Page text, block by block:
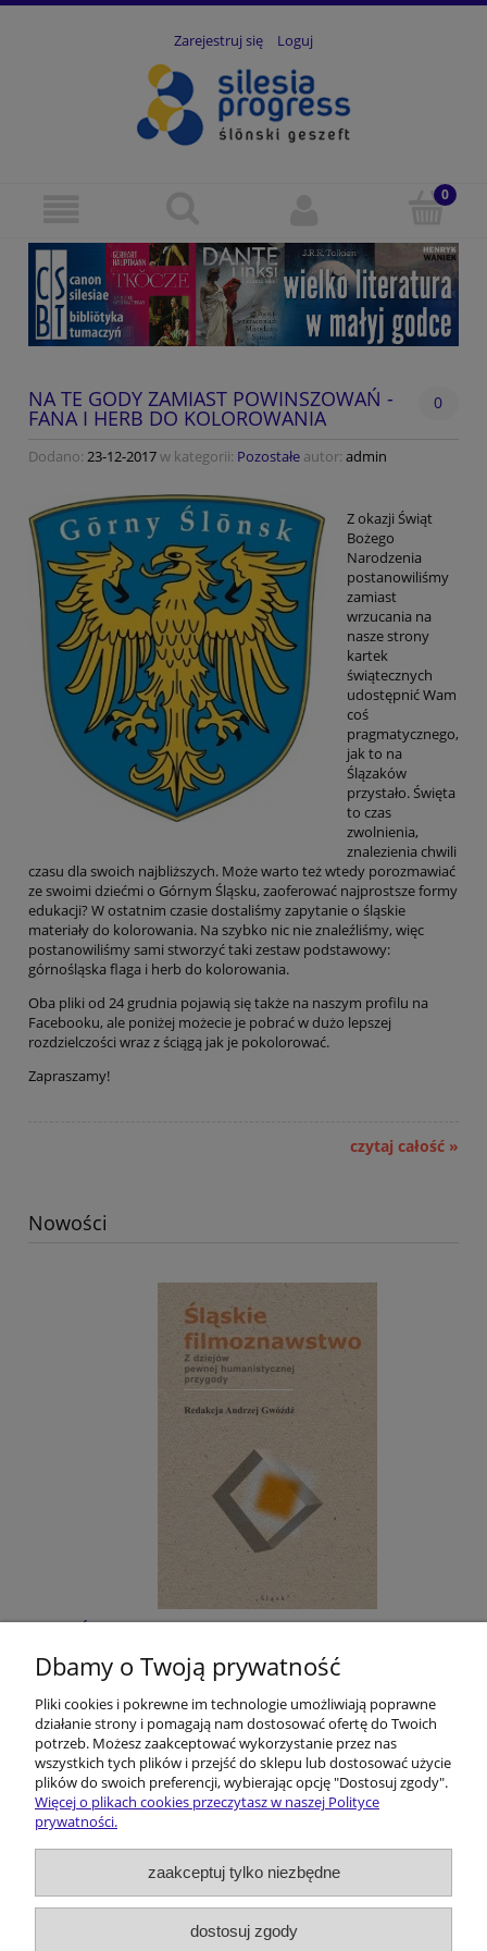
Zarejestruj się Loguj
NA TE GODY ZAMIAST POWINSZOWAŃ -
FANA I HERB DO KOLOROWANIA
0
Dodano: 23-12-2017w kategorii: Pozostałe autor: admin
Z okazji Świąt
Bożego
Narodzenia
postanowiliśmy
zamiast
wrzucania na
nasze strony
kartek
świątecznych
udostępnić Wam
coś
pragmatycznego,
jak to na
Ślązaków
przystało. Święta
to czas
zwolnienia,
znalezienia chwili
czasu dla swoich najbliższych. Może warto też wtedy porozmawiać
ze swoimi dziećmi o Górnym Śląsku, zaoferować najprostsze formy
edukacji? W ostatnim czasie dostaliśmy zapytanie o śląskie
materiały do kolorowania. Na szybko nic nie znaleźliśmy, więc
postanowiliśmy sami stworzyć taki zestaw podstawowy:
górnośląska flaga i herb do kolorowania.
Oba pliki od 24 grudnia pojawią się także na naszym profilu na
Facebooku, ale poniżej możecie je pobrać w dużo lepszej
rozdzielczości wraz z ściągą jak je pokolorować.
Zapraszamy!
czytaj całość »
Nowości
Śląskie filmoznawstwo. Z dziejów pewnej
humanistycznej przygody
40,00 zł
do koszyka
Pomoc
Dostawa i koszty
Dbamy o Twoją prywatność
Pliki cookies i pokrewne im technologie umożliwiają poprawne
działanie strony i pomagają nam dostosować ofertę do Twoich
potrzeb. Możesz zaakceptować wykorzystanie przez nas
wszystkich tych plików i przejść do sklepu lub dostosować użycie
plików do swoich preferencji, wybierając opcję "Dostosuj zgody".
Więcej o plikach cookies przeczytasz w naszej Polityce
prywatności.
zaakceptuj tylko niezbędne
dostosuj zgody